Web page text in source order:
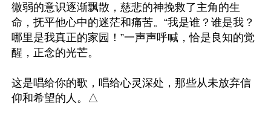
微弱的意识逐渐飘散，慈悲的神挽救了主角的生
命，抚平他心中的迷茫和痛苦。“我是谁？谁是我？
哪里是我真正的家园！”一声声呼喊，恰是良知的觉
醒，正念的光芒。
这是唱给你的歌，唱给心灵深处，那些从未放弃信
仰和希望的人。△